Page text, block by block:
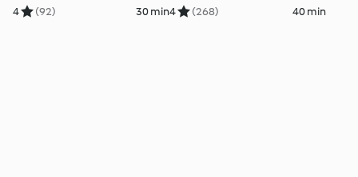
4 (92) 30 min4 (268) 40 min